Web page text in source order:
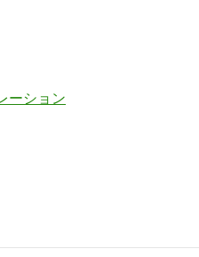
ーション